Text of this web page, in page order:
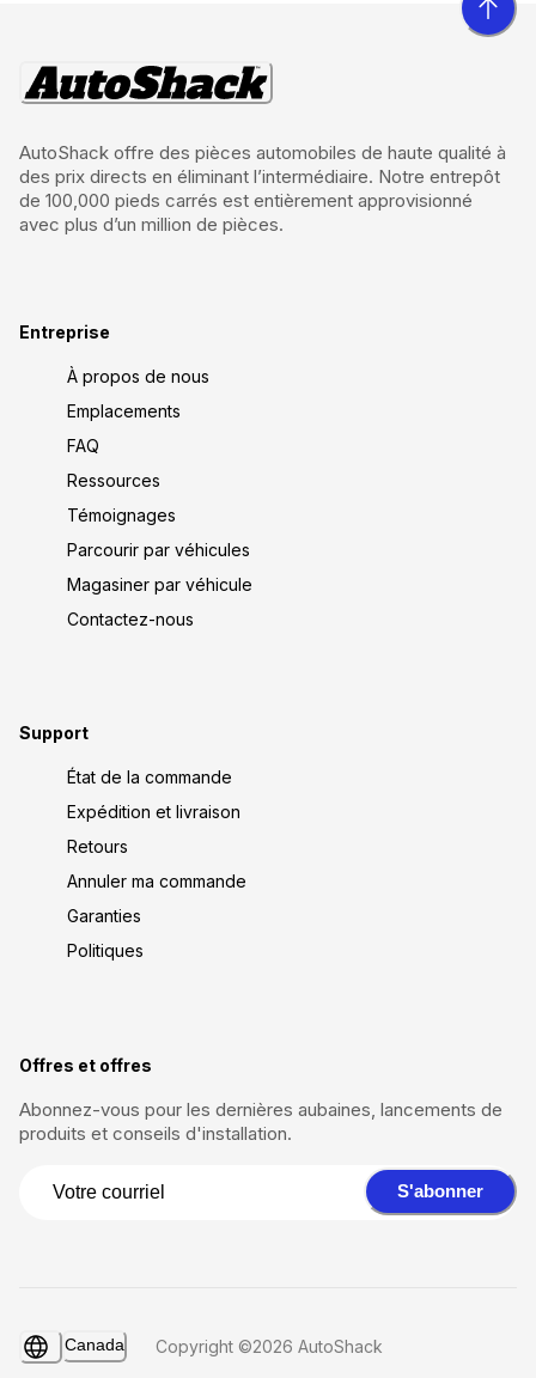
AutoShack offre des pièces automobiles de haute qualité à
des prix directs en éliminant l’intermédiaire. Notre entrepôt
de 100,000 pieds carrés est entièrement approvisionné
avec plus d’un million de pièces.
Entreprise
À propos de nous
Emplacements
FAQ
Ressources
Témoignages
Parcourir par véhicules
Magasiner par véhicule
Contactez-nous
Support
État de la commande
Expédition et livraison
Retours
Annuler ma commande
Garanties
Politiques
Offres et offres
Abonnez-vous pour les dernières aubaines, lancements de
produits et conseils d'installation.
S'abonner
Canada Copyright ©2026 AutoShack